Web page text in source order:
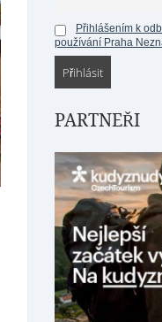
Přihlášením k
používání Praha
PARTNEŘI